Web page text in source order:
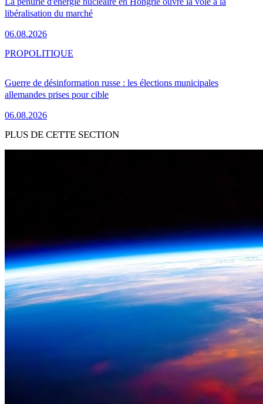
libéralisation du marché
06.08.2026
Guerre de désinformation russe : les élections municipales
allemandes prises pour cible
06.08.2026
PROPOLITIQUE
PLUS DE CETTE SECTION